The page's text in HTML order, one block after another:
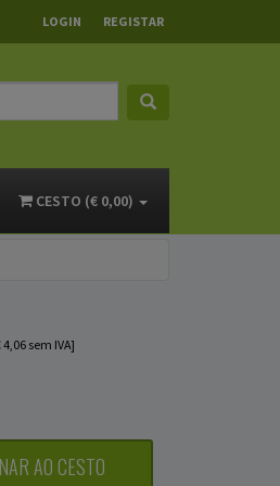
LOGIN REGISTAR
CESTO (€ 0,00)
4,06 sem IVA]
AO CESTO